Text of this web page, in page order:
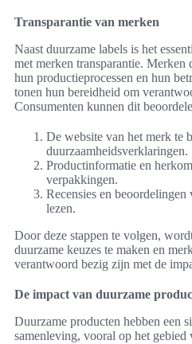
Transparantie van merken
Naast duurzame labels is het
met merken transparantie. Merken
hun productieprocessen en hun
tonen hun bereidheid om
Consumenten kunnen dit
De website van het merk te
duurzaamheidsverklaringen.
Productinformatie en
verpakkingen.
Recensies en beoordelingen
lezen.
Door deze stappen te volgen,
duurzame keuzes te maken en
verantwoord bezig zijn met de
De impact van duurzame
Duurzame producten hebben een
samenleving, vooral op het gebied